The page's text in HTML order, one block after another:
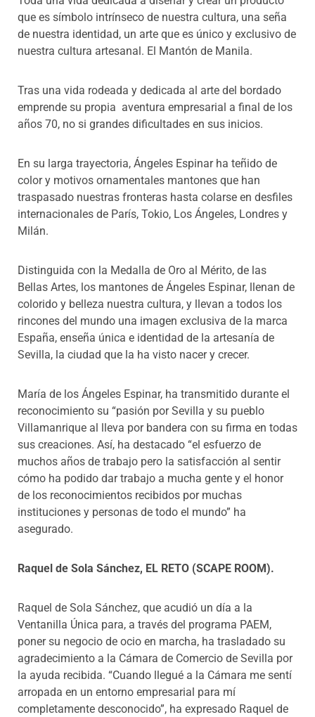
que es símbolo intrínseco de nuestra cultura, una seña
de nuestra identidad, un arte que es único y exclusivo de
nuestra cultura artesanal. El Mantón de Manila.
Tras una vida rodeada y dedicada al arte del bordado
emprende su propia aventura empresarial a final de los
años 70, no si grandes dificultades en sus inicios.
En su larga trayectoria, Ángeles Espinar ha teñido de
color y motivos ornamentales mantones que han
traspasado nuestras fronteras hasta colarse en desfiles
internacionales de París, Tokio, Los Ángeles, Londres y
Milán.
Distinguida con la Medalla de Oro al Mérito, de las
Bellas Artes, los mantones de Ángeles Espinar, llenan de
colorido y belleza nuestra cultura, y llevan a todos los
rincones del mundo una imagen exclusiva de la marca
España, enseña única e identidad de la artesanía de
Sevilla, la ciudad que la ha visto nacer y crecer.
María de los Ángeles Espinar, ha transmitido durante el
reconocimiento su “pasión por Sevilla y su pueblo
Villamanrique al lleva por bandera con su firma en todas
sus creaciones. Así, ha destacado “el esfuerzo de
muchos años de trabajo pero la satisfacción al sentir
cómo ha podido dar trabajo a mucha gente y el honor
de los reconocimientos recibidos por muchas
instituciones y personas de todo el mundo” ha
asegurado.
Raquel de Sola Sánchez, EL RETO (SCAPE ROOM).
Raquel de Sola Sánchez, que acudió un día a la
Ventanilla Única para, a través del programa PAEM,
poner su negocio de ocio en marcha, ha trasladado su
agradecimiento a la Cámara de Comercio de Sevilla por
la ayuda recibida. “Cuando llegué a la Cámara me sentí
arropada en un entorno empresarial para mí
completamente desconocido”, ha expresado Raquel de